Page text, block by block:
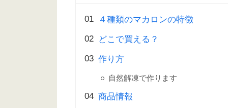
４種類のマカロンの特徴
どこで買える？
作り方
自然解凍で作ります
商品情報